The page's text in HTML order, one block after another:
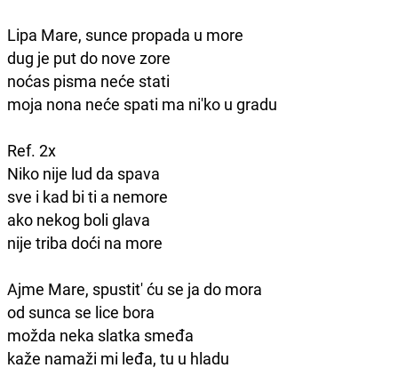
Lipa Mare, sunce propada u more
dug je put do nove zore
noćas pisma neće stati
moja nona neće spati ma ni'ko u gradu
Ref. 2x
Niko nije lud da spava
sve i kad bi ti a nemore
ako nekog boli glava
nije triba doći na more
Ajme Mare, spustit' ću se ja do mora
od sunca se lice bora
možda neka slatka smeđa
kaže namaži mi leđa, tu u hladu